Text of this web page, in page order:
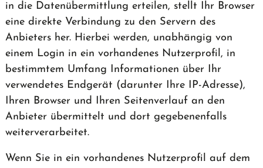
in die Datenübermittlung erteilen, stellt Ihr Browser
eine direkte Verbindung zu den Servern des
Anbieters her. Hierbei werden, unabhängig von
einem Login in ein vorhandenes Nutzerprofil, in
bestimmtem Umfang Informationen über Ihr
verwendetes Endgerät (darunter Ihre IP-Adresse),
Ihren Browser und Ihren Seitenverlauf an den
Anbieter übermittelt und dort gegebenenfalls
weiterverarbeitet.
Wenn Sie in ein vorhandenes Nutzerprofil auf dem